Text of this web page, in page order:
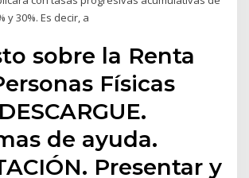
y 30%. Es decir, a
sobre la Renta
Físicas
de ayuda.
Presentar y